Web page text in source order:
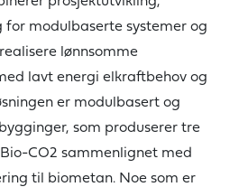
for modulbaserte systemer og
lønnsomme
lavt energi elkraftbehov og
er modulbasert og
som produserer tre
CO2 sammenlignet med
til biometan. Noe som er